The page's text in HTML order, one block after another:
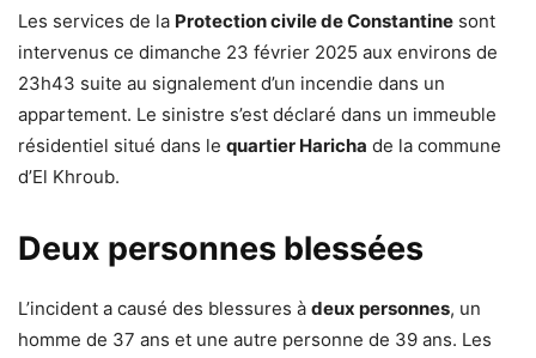
Les services de la Protection civile de Constantine sont
intervenus ce dimanche 23 février 2025 aux environs de
23h43 suite au signalement d’un incendie dans un
appartement. Le sinistre s’est déclaré dans un immeuble
résidentiel situé dans le quartier Haricha de la commune
d’El Khroub.
Deux personnes blessées
L’incident a causé des blessures à deux personnes, un
homme de 37 ans et une autre personne de 39 ans. Les